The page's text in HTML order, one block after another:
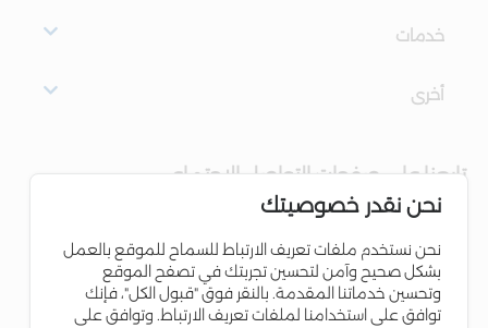
خدمات
أخرى
تابعنا على صفحات التواصل الاجتماعي
نحن نقدر خصوصيتك
نحن نستخدم ملفات تعريف الارتباط للسماح للموقع بالعمل
بشكل صحيح وآمن لتحسين تجربتك في تصفح الموقع
وتحسين خدماتنا المقدمة. بالنقر فوق "قبول الكل"، فإنك
توافق على استخدامنا لملفات تعريف الارتباط. وتوافق على